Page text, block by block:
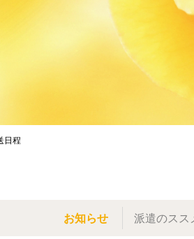
日程
お知らせ 派遣のスス